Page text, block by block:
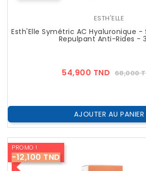
ESTH'ELLE
Esth'Elle Symétric AC Hyaluronique
Repulpant Anti-Rides -
54,900 TND Prix
68,000
AJOUTER AU PANIER
PROMO !
-12,100 TND